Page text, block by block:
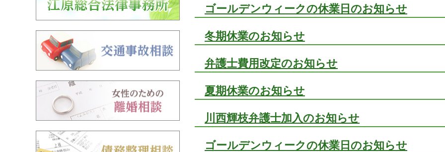
ゴールデンウィークの休業日のお知らせ
冬期休業のお知らせ
弁護士費用改定のお知らせ
夏期休業のお知らせ
川西輝枝弁護士加入のお知らせ
ゴールデンウィークの休業日のお知らせ